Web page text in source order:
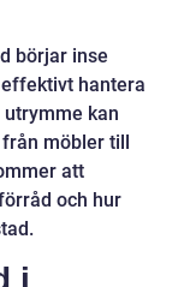
börjar inse
hantera
kan
möbler till
att
och hur
i